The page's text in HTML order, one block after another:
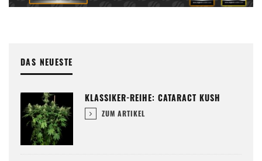
DAS NEUESTE
KLASSIKER-REIHE: CATARACT KUSH
ZUM ARTIKEL